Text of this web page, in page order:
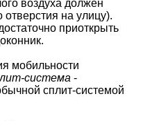
воздуха должен
отверстия на улицу).
приоткрыть
мобильности
система -
сплит-системой